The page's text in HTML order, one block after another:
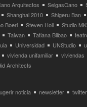
Arquitectos SelgasCano
Shanghai 2010
Shigeru Ban
Boeri Steven Holl
Studio
Taiwan Tatiana Bilbao
Universidad UNStudio
vivienda unifamiliar
viviendas
Architects
noticia newsletter twitter